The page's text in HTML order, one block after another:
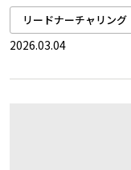
リードナーチャリング
2026.03.04